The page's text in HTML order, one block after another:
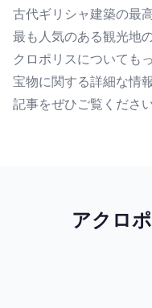
古代ギリシャ建築の最
最も人気のある観光地
クロポリスについても
宝物に関する詳細な情
記事をぜひご覧ください
アクロ